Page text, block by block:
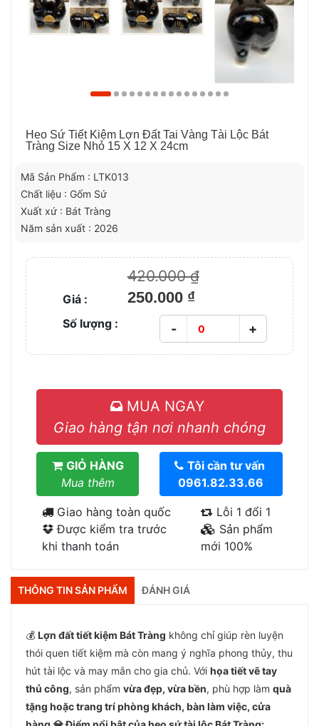
Heo Sứ Tiết Kiệm Lợn Đất Tai Vàng Tài Lộc Bát
Tràng Size Nhỏ 15 X 12 X 24cm
Mã Sản Phẩm : LTK013
Chất liệu : Gốm Sứ
Xuất xứ : Bát Tràng
Năm sản xuất : 2026
420.000 ₫
Giá : 250.000 ₫
Số lượng : - +
MUA NGAY
Giao hàng tận nơi nhanh chóng
GIỎ HÀNG
Mua thêm
Tôi cần tư vấn
0961.82.33.66
Giao hàng toàn quốc
Được kiểm tra trước
khi thanh toán
Lỗi 1 đổi 1
Sản phẩm
mới 100%
THÔNG TIN SẢN PHẨM ĐÁNH GIÁ
💰 Lợn đất tiết kiệm Bát Tràng không chỉ giúp rèn luyện
thói quen tiết kiệm mà còn mang ý nghĩa phong thủy, thu
hút tài lộc và may mắn cho gia chủ. Với họa tiết vẽ tay
thủ công, sản phẩm vừa đẹp, vừa bền, phù hợp làm quà
tặng hoặc trang trí phòng khách, bàn làm việc, cửa